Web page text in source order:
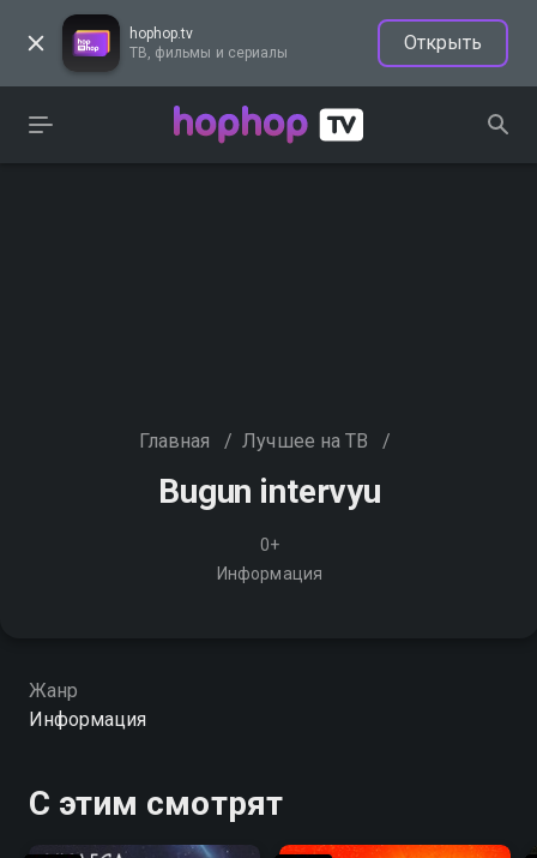
hophop.tv
ТВ, фильмы и сериалы
Открыть
Главная / Лучшее на ТВ /
Bugun intervyu
0+
Информация
Жанр
Информация
С этим смотрят